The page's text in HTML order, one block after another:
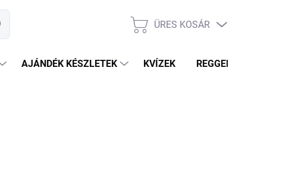
KOSÁR
ÜRES KOSÁR
AJÁNDÉK KÉSZLETEK KVÍZEK REGGELI PRÓFÉTA